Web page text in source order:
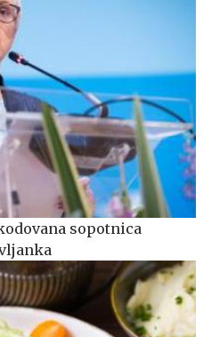
sopotnica